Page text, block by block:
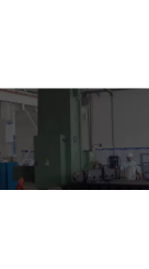
indonesia
日本語
Pусский